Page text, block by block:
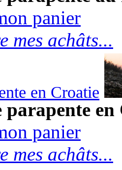
panier
mes achâts...
en Croatie
parapente
panier
mes achâts...